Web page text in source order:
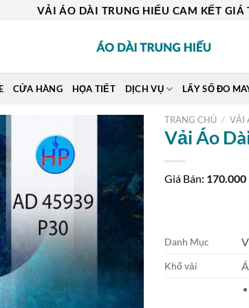
VẢI ÁO DÀI TRUNG HIẾU CAM KẾT GIÁ
CỬA HÀNG HỌA TIẾT DỊCH VỤ LẤY SỐ ĐO
TRANG CHỦ / VẢI
Vải Áo
Giá Bán: 170.000
Danh Mục
Khổ vải